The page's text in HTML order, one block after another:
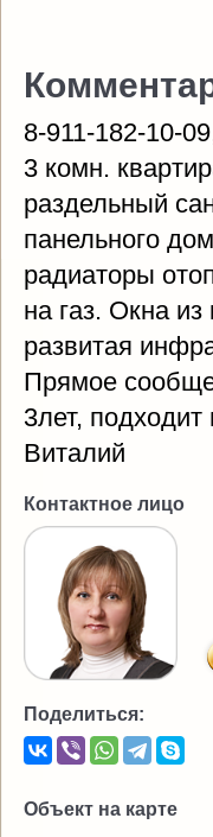
8-911-182-10-
3 комн.
раздельный
панельного
радиаторы
на газ. Окна
развитая
Прямое
3лет,
Виталий
Контактное лицо
Поделиться:
Объект на карте